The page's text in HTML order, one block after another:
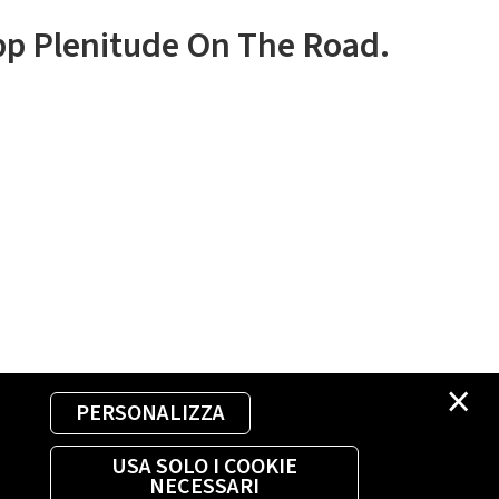
×
PERSONALIZZA
USA SOLO I COOKIE
NECESSARI
Plenitude On The Road.